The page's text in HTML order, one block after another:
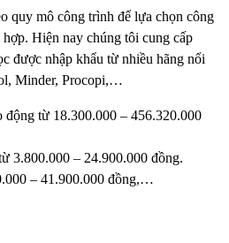
quy mô công trình để lựa chọn công
Hiện nay chúng tôi cung cấp
được nhập khẩu từ nhiều hãng nổi
Minder, Procopi,…
từ 18.300.000 – 456.320.000
3.800.000 – 24.900.000 đồng.
– 41.900.000 đồng,…